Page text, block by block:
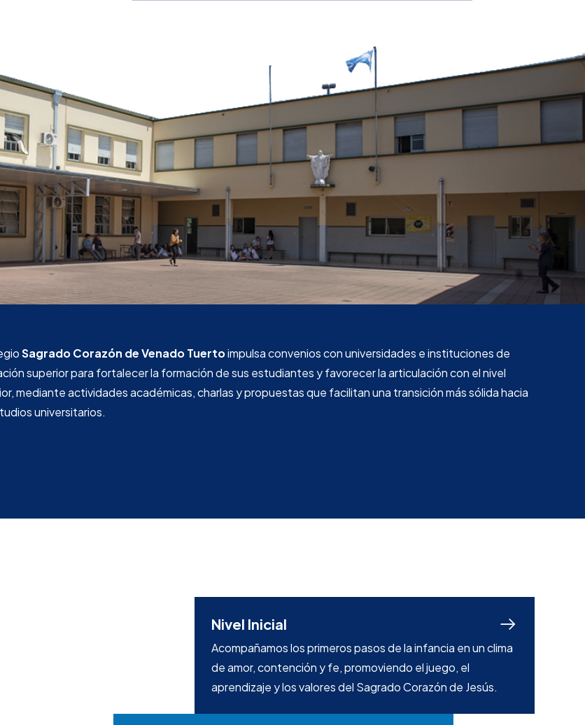
Sagrado Corazón de Venado Tuertoimpulsa convenios con universidades e instituciones de
superior para fortalecer la formación de sus estudiantes y favorecer la articulación con el nivel
mediante actividades académicas, charlas y propuestas que facilitan una transición más sólida hacia
universitarios.
Nivel Inicial
Acompañamos los primeros pasos de la infancia en un clima
de amor, contención y fe, promoviendo el juego, el
aprendizaje y los valores del Sagrado Corazón de Jesús.